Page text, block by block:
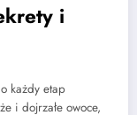
i
każdy etap
i dojrzałe owoce,